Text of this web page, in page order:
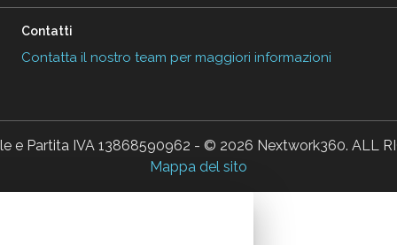
Contatti
Contatta il nostro team per maggiori informazioni
e Partita IVA 13868590962 - © 2026 Nextwork360. ALL
Mappa del sito